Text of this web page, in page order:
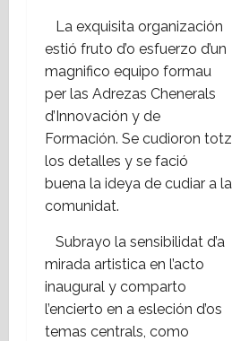
La exquisita organización
estió fruto d’o esfuerzo d’un
magnifico equipo formau
per las Adrezas Chenerals
d’Innovación y de
Formación. Se cudioron totz
los detalles y se fació
buena la ideya de cudiar a la
comunidat.
Subrayo la sensibilidat d’a
mirada artistica en l’acto
inaugural y comparto
l’encierto en a esleción d’os
temas centrals, como